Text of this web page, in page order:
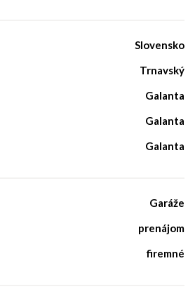
Slovensko
Trnavský
Galanta
Galanta
Galanta
Garáže
prenájom
firemné